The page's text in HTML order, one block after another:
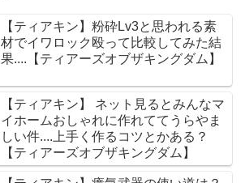
【ティアキン】粉砕Lv3と思われる素
材でイワロック殴って比較してみた結
果....【ティアーズオブザキングダム】
【ティアキン】 ネット見るとみんなマ
イホームおしゃれに作れててうらやま
しい件....上手く作るコツとかある？
【ティアーズオブザキングダム】